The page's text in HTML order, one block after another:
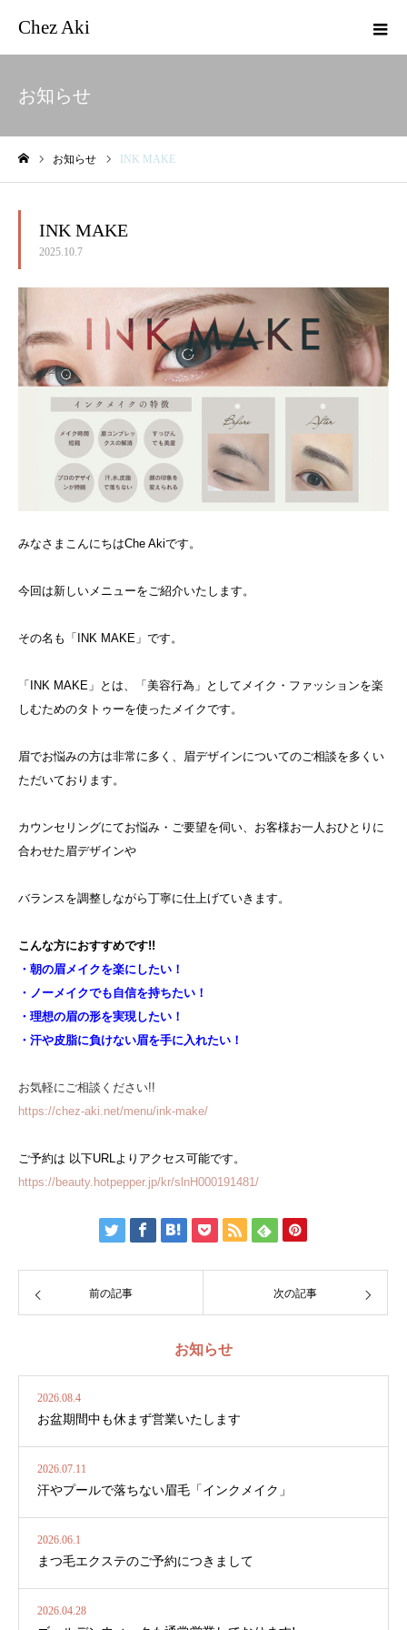
Chez Aki
お知らせ
お知らせ INK MAKE
INK MAKE
2025.10.7
みなさまこんにちはChe Akiです。
今回は新しいメニューをご紹介いたします。
その名も「INK MAKE」です。
「INK MAKE」とは、「美容行為」としてメイク・ファッションを楽
しむためのタトゥーを使ったメイクです。
眉でお悩みの方は非常に多く、眉デザインについてのご相談を多くい
ただいております。
カウンセリングにてお悩み・ご要望を伺い、お客様お一人おひとりに
合わせた眉デザインや
バランスを調整しながら丁寧に仕上げていきます。
こんな方におすすめです!!
・朝の眉メイクを楽にしたい！
・ノーメイクでも自信を持ちたい！
・理想の眉の形を実現したい！
・汗や皮脂に負けない眉を手に入れたい！
お気軽にご相談ください!!
https://chez-aki.net/menu/ink-make/
ご予約は 以下URLよりアクセス可能です。
https://beauty.hotpepper.jp/kr/slnH000191481/
前の記事 次の記事
お知らせ
2026.08.4
お盆期間中も休まず営業いたします
2026.07.11
汗やプールで落ちない眉毛「インクメイク」
2026.06.1
まつ毛エクステのご予約につきまして
2026.04.28